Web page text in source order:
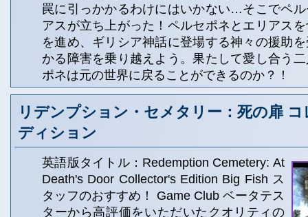
罠に引っかかるわけにはいかない…そこでペ
アスが立ち上がった！ペルセポネとエリアス
を進め、ギリシア神話に登場する神々の援助
かる障害を乗り越えよう。果たして愛し合う
ポネは元の世界に戻ることができるのか？！
リデンプション・セメタリー：死の扉
ディション
英語版タイトル：Redemption Cemetery: At
Death's Door Collector's Edition Big Fish ス
タッフのおすすめ！ Game Club ベータテス
ターから高評価をいただいたクオリティの